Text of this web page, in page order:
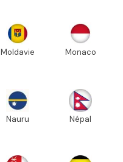
Moldavie Monaco
Nauru Népal